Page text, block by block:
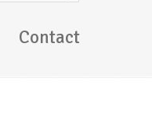
Contact